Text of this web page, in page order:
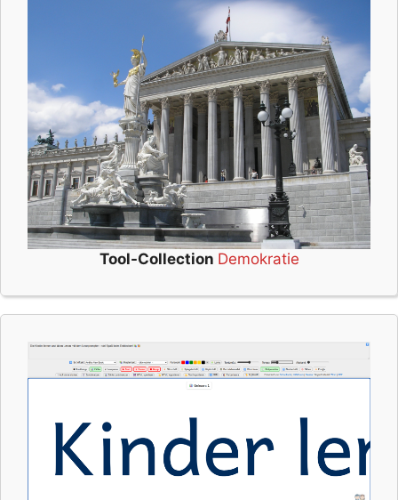
Tool-Collection Demokratie